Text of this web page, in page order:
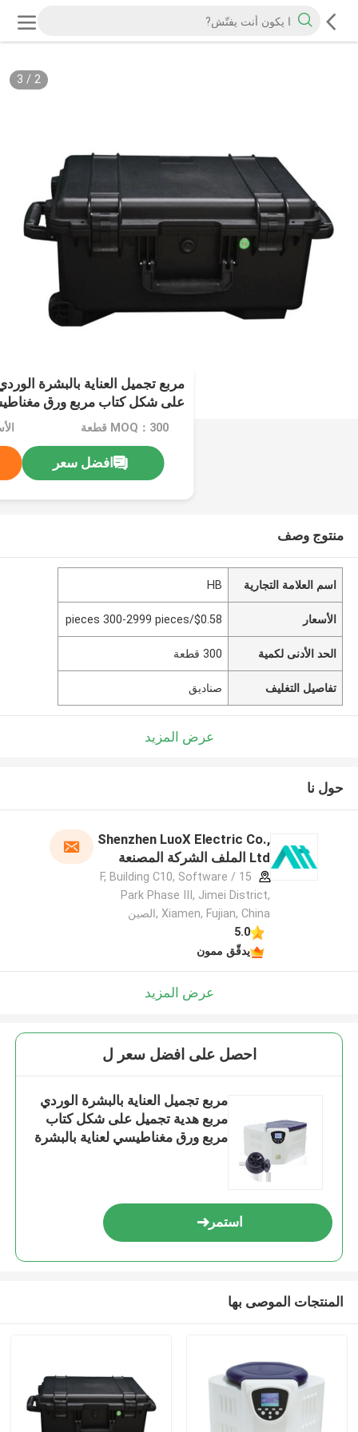
2
/
3
مربع تجميل العناية بالبشرة
على شكل كتاب مربع ورق
زجاجات تجميل مع إدراج
MOQ：300 قطعة
افضل سعر
منتوج وصف
اسم العلامة التجارية HB
الأسعار $0.58/pieces 300-2999 pieces
الحد الأدنى لكمية 300 قطعة
تفاصيل التغليف صناديق
عرض المزيد
حول نا
Shenzhen LuoX Electric Co.,
Ltd الملف الشركة المصنعة
15 / F, Building C10, Software
Park Phase III, Jimei District,
Xiamen, Fujian, China ,الصين
5.0
يدقّق ممون
عرض المزيد
احصل على افضل سعر ل
مربع تجميل العناية بالبشرة الوردي
مربع هدية تجميل على شكل كتاب
مربع ورق مغناطيسي لعناية بالبشرة
استمر
المنتجات الموصى بها